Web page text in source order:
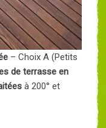
– Choix A (Petits
de terrasse en
à 200° et